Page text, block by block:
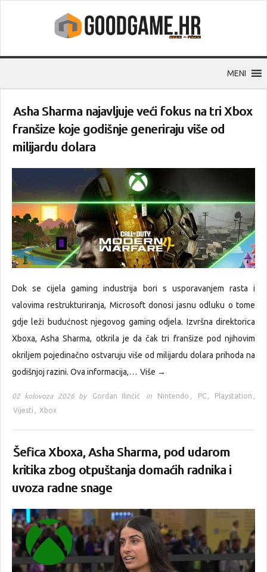
MENI
Asha Sharma najavljuje veći fokus na tri Xbox
franšize koje godišnje generiraju više od
milijardu dolara
Dok se cijela gaming industrija bori s usporavanjem rasta i
valovima restrukturiranja, Microsoft donosi jasnu odluku o tome
gdje leži budućnost njegovog gaming odjela. Izvršna direktorica
Xboxa, Asha Sharma, otkrila je da čak tri franšize pod njihovim
okriljem pojedinačno ostvaruju više od milijardu dolara prihoda na
godišnjoj razini. Ova informacija,… Više →
02 kolovoza 2026 by Gordan Ilinčić in Nintendo , PC , Playstation ,
Vijesti , Xbox
Šefica Xboxa, Asha Sharma, pod udarom
kritika zbog otpuštanja domaćih radnika i
uvoza radne snage